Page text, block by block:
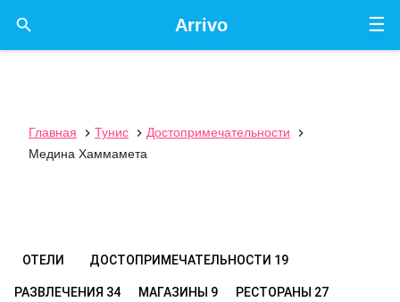
☰
Arrivo

Главная  Тунис  Достопримечательности

Медина Хаммамета
ОТЕЛИ ДОСТОПРИМЕЧАТЕЛЬНОСТИ 19
РАЗВЛЕЧЕНИЯ 34 МАГАЗИНЫ 9 РЕСТОРАНЫ 27